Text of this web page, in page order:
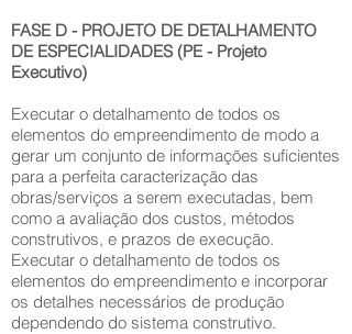
FASE D - PROJETO DE DETALHAMENTO
DE ESPECIALIDADES (PE - Projeto
Executivo)
Executar o detalhamento de todos os
elementos do empreendimento de modo a
gerar um conjunto de informações suficientes
para a perfeita caracterização das
obras/serviços a serem executadas, bem
como a avaliação dos custos, métodos
construtivos, e prazos de execução.
Executar o detalhamento de todos os
elementos do empreendimento e incorporar
os detalhes necessários de produção
dependendo do sistema construtivo.